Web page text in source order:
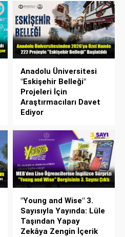
Anadolu Üniversitesi
"Eskişehir Belleği"
Projeleri İçin
Araştırmacıları Davet
Ediyor
"Young and Wise" 3.
Sayısıyla Yayında: Lüle
Taşından Yapay
Zekâya Zengin İçerik